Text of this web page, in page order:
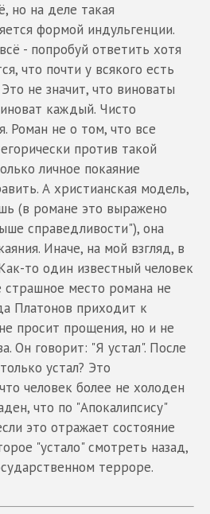
но на деле такая
формой индульгенции.
- попробуй ответить хотя
что почти у всякого есть
не значит, что виноваты
каждый. Чисто
Роман не о том, что все
против такой
личное покаяние
А христианская модель,
(в романе это выражено
справедливости"), она
Иначе, на мой взгляд, в
то один известный человек
страшное место романа не
Платонов приходит к
просит прощения, но и не
Он говорит: "Я устал". После
устал? Это
человек более не холоден
что по "Апокалипсису"
это отражает состояние
"устало" смотреть назад,
терроре.